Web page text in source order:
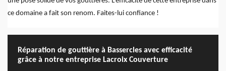
ce domaine a fait son renom. Faites-lui confiance !
Réparation de gouttière à Bassercles avec efficacité
grâce à notre entreprise Lacroix Couverture